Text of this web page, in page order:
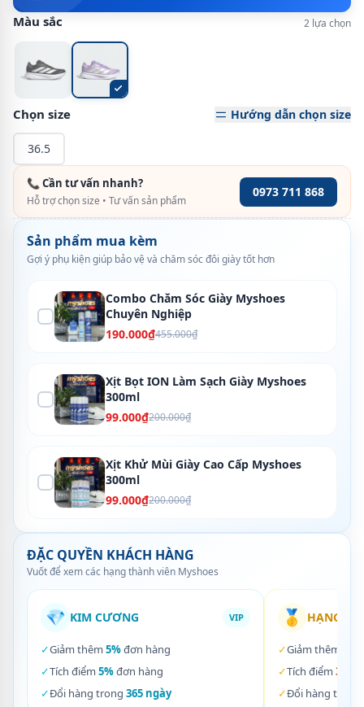
Màu sắc 2 lựa chọn
Chọn size Hướng dẫn chọn size
36.5
📞 Cần tư vấn nhanh?
Hỗ trợ chọn size • Tư vấn sản phẩm
0973 711 868
Sản phẩm mua kèm
Gợi ý phụ kiện giúp bảo vệ và chăm sóc đôi giày tốt hơn
Combo Chăm Sóc Giày Myshoes
Chuyên Nghiệp
190.000₫455.000₫
Xịt Bọt ION Làm Sạch Giày Myshoes
300ml
99.000₫200.000₫
Xịt Khử Mùi Giày Cao Cấp Myshoes
300ml
99.000₫200.000₫
ĐẶC QUYỀN KHÁCH HÀNG
Vuốt để xem các hạng thành viên Myshoes
💎 KIM CƯƠNG VIP
✓Giảm thêm 5%đơn hàng
✓Tích điểm 5%đơn hàng
✓Đổi hàng trong 365 ngày
🥇 HẠNG
✓Giảm thêm
✓Tích điểm 3%
✓Đổi hàng trong